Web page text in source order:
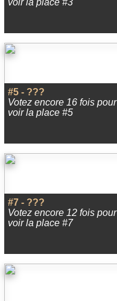
voir la place #3
#5 - ???
Votez encore 16 fois pour
voir la place #5
#7 - ???
Votez encore 12 fois pour
voir la place #7